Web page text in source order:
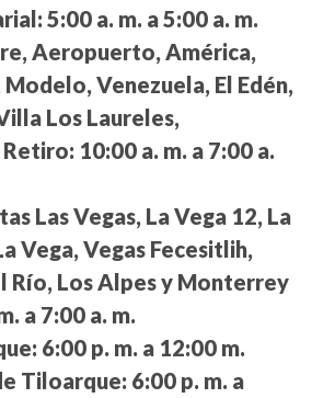
5:00 a. m. a 5:00 a. m.
Aeropuerto, América,
Venezuela, El Edén,
Los Laureles,
Retiro: 10:00 a. m. a 7:00 a.
Las Vegas, La Vega 12, La
Vega, Vegas Fecesitlih,
Río, Los Alpes y Monterrey
a 7:00 a. m.
6:00 p. m. a 12:00 m.
Tiloarque: 6:00 p. m. a